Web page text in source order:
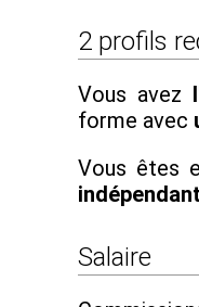
2 profils
Vous avez
forme avec
Vous êtes
indépendant
Salaire